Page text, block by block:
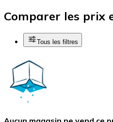
Comparer les prix
Tous les filtres